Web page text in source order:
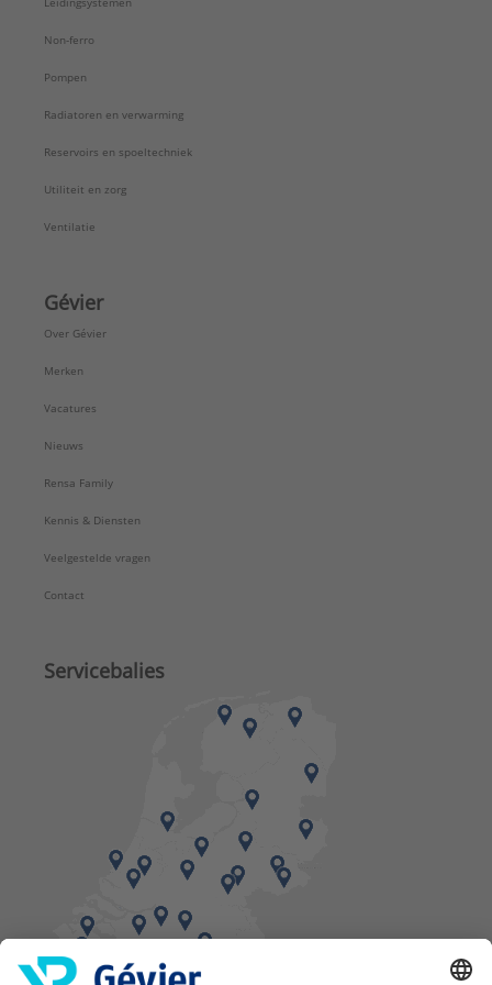
Non-ferro
Pompen
Radiatoren en verwarming
Reservoirs en spoeltechniek
Utiliteit en zorg
Ventilatie
Gévier
Over Gévier
Merken
Vacatures
Nieuws
Rensa Family
Kennis & Diensten
Veelgestelde vragen
Contact
Servicebalies
Vind een balie in de buurt